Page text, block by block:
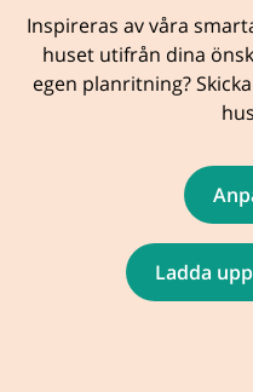
Inspireras av våra
huset utifrån dina
egen planritning?
Ladda